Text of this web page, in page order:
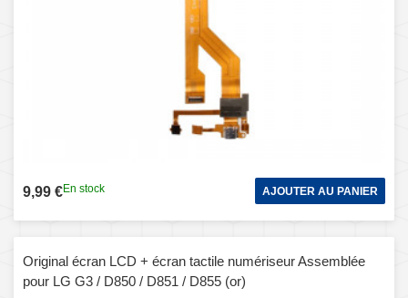
9,99 €En stock AJOUTER AU PANIER
Original écran LCD + écran tactile numériseur Assemblée
pour LG G3 / D850 / D851 / D855 (or)